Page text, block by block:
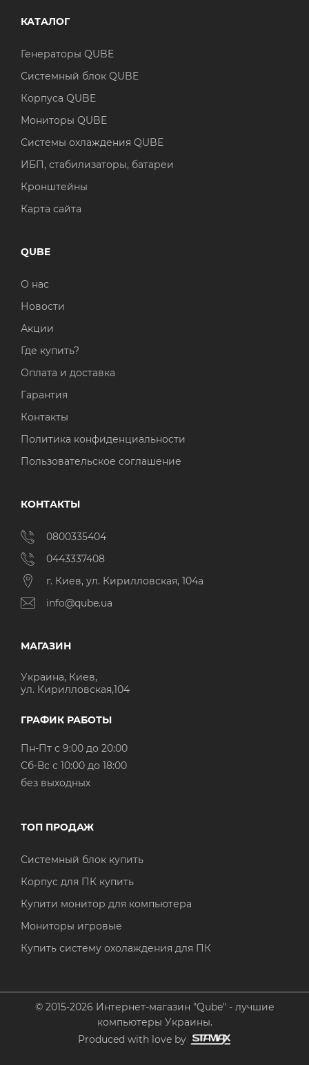
КАТАЛОГ
Генераторы QUBE
Системный блок QUBE
Корпуса QUBE
Мониторы QUBE
Системы охлаждения QUBE
ИБП, стабилизаторы, батареи
Кронштейны
Карта сайта
QUBE
О нас
Новости
Акции
Где купить?
Оплата и доставка
Гарантия
Контакты
Политика конфиденциальности
Пользовательское соглашение
КОНТАКТЫ
0800335404
0443337408
г. Киев, ул. Кирилловская, 104а
info@qube.ua
МАГАЗИН
Украина, Киев,
ул. Кирилловская,104
ГРАФИК РАБОТЫ
Пн-Пт с 9:00 до 20:00
Cб-Вс с 10:00 до 18:00
без выходных
ТОП ПРОДАЖ
Системный блок купить
Корпус для ПК купить
Купити монитор для компьютера
Мониторы игровые
Купить систему охолаждения для ПК
© 2015-2026 Интернет-магазин "Qube" - лучшие
компьютеры Украины.
Produced with love by